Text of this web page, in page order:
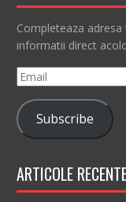
Completeaza
informatii direct
Email
Subscribe
ARTICOLE